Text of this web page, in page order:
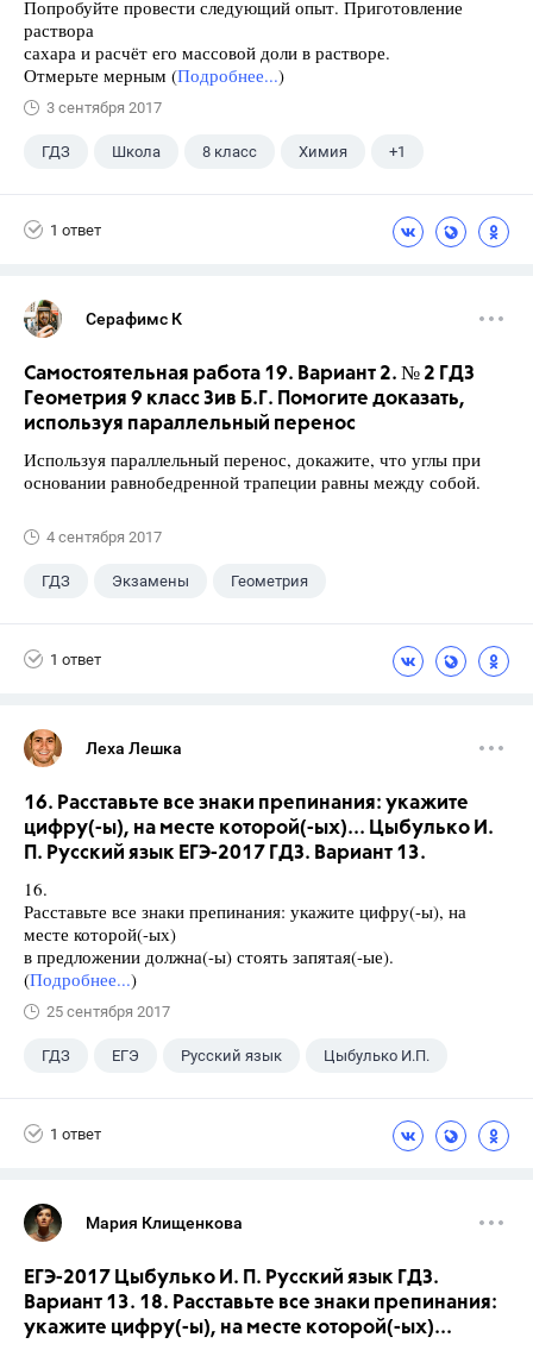
Попробуйте провести следующий опыт. Приготовление
раствора
сахара и расчёт его массовой доли в растворе.
Отмерьте мерным (Подробнее...)
3 сентября 2017
ГДЗ Школа 8 класс Химия +1
1 ответ
Серафимс К
Самостоятельная работа 19. Вариант 2. № 2 ГДЗ
Геометрия 9 класс Зив Б.Г. Помогите доказать,
используя параллельный перенос
Используя параллельный перенос, докажите, что углы при
основании равнобедренной трапеции равны между собой.
4 сентября 2017
ГДЗ Экзамены Геометрия
1 ответ
Леха Лешка
16. Расставьте все знаки препинания: укажите
цифру(-ы), на месте которой(-ых)... Цыбулько И.
П. Русский язык ЕГЭ-2017 ГДЗ. Вариант 13.
16.
Расставьте все знаки препинания: укажите цифру(-ы), на
месте которой(-ых)
в предложении должна(-ы) стоять запятая(-ые).
(Подробнее...)
25 сентября 2017
ГДЗ ЕГЭ Русский язык Цыбулько И.П.
1 ответ
Мария Клищенкова
ЕГЭ-2017 Цыбулько И. П. Русский язык ГДЗ.
Вариант 13. 18. Расставьте все знаки препинания:
укажите цифру(-ы), на месте которой(-ых)...